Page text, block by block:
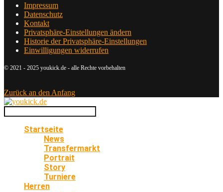
Impressum
Datenschutz
Kontakt
Privatsphäre-Einstellungen ändern
Historie der Privatsphäre-Einstellungen
Einwilligungen widerrufen
© 2021 - 2025 youkick.de - alle Rechte vorbehalten
Zurück an den Anfang
Startseite
News
Transfermarkt
Portrait
Story
Turniere
Herren